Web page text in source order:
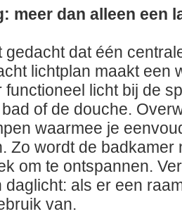
meer dan alleen een
gedacht dat één
lichtplan maakt een
functioneel licht bij de
of de douche.
waarmee je
Zo wordt de badkamer
om te ontspannen.
daglicht: als er een
van.